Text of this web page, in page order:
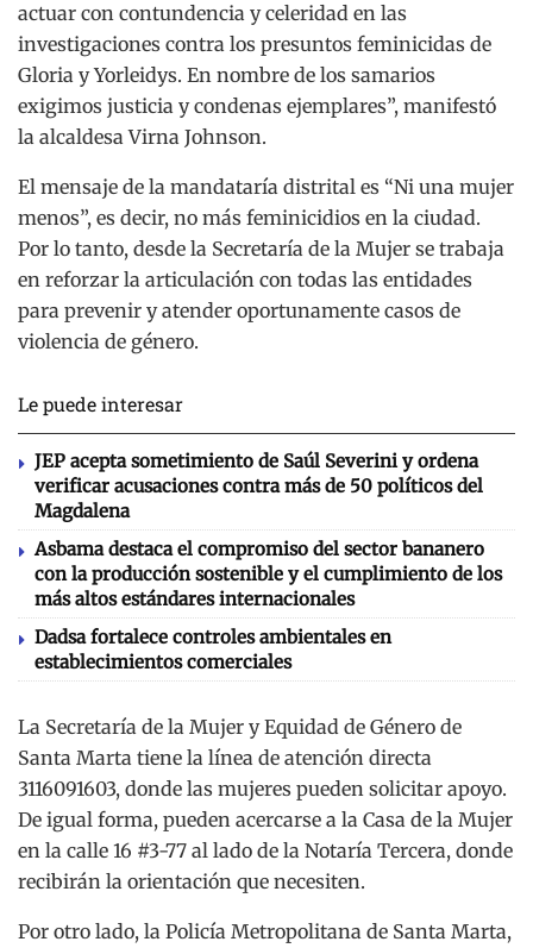
actuar con contundencia y celeridad en las
investigaciones contra los presuntos feminicidas de
Gloria y Yorleidys. En nombre de los samarios
exigimos justicia y condenas ejemplares”, manifestó
la alcaldesa Virna Johnson.
El mensaje de la mandataría distrital es “Ni una mujer
menos”, es decir, no más feminicidios en la ciudad.
Por lo tanto, desde la Secretaría de la Mujer se trabaja
en reforzar la articulación con todas las entidades
para prevenir y atender oportunamente casos de
violencia de género.
Le puede interesar
JEP acepta sometimiento de Saúl Severini y ordena
verificar acusaciones contra más de 50 políticos del
Magdalena
Asbama destaca el compromiso del sector bananero
con la producción sostenible y el cumplimiento de los
más altos estándares internacionales
Dadsa fortalece controles ambientales en
establecimientos comerciales
La Secretaría de la Mujer y Equidad de Género de
Santa Marta tiene la línea de atención directa
3116091603, donde las mujeres pueden solicitar apoyo.
De igual forma, pueden acercarse a la Casa de la Mujer
en la calle 16 #3-77 al lado de la Notaría Tercera, donde
recibirán la orientación que necesiten.
Por otro lado, la Policía Metropolitana de Santa Marta,